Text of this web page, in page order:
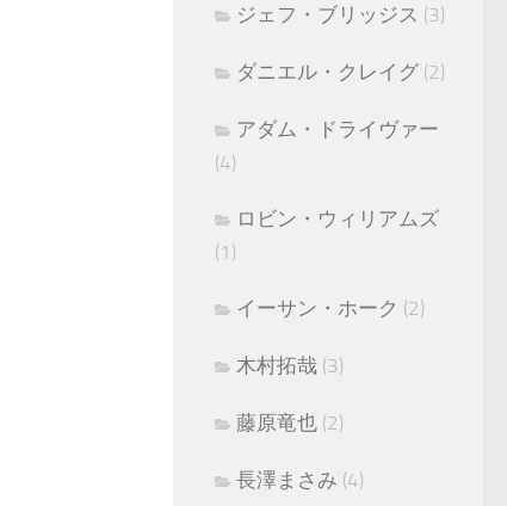
ジェフ・ブリッジス (3)
ダニエル・クレイグ (2)
アダム・ドライヴァー
(4)
ロビン・ウィリアムズ
(1)
イーサン・ホーク (2)
木村拓哉 (3)
藤原竜也 (2)
長澤まさみ (4)